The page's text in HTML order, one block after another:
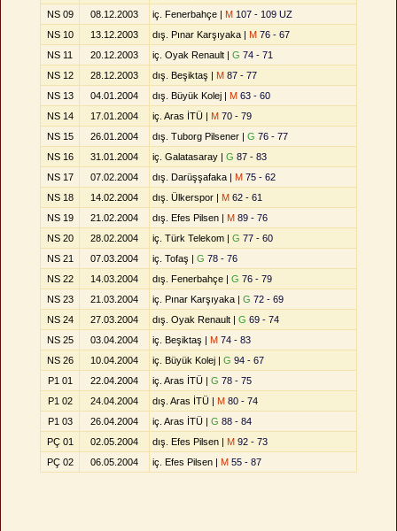
NS 09
08.12.2003 iç. Fenerbahçe | M 107 - 109 UZ
NS 10
13.12.2003 dış. Pınar Karşıyaka | M 76 - 67
NS 11
20.12.2003 iç. Oyak Renault | G 74 - 71
NS 12
28.12.2003 dış. Beşiktaş | M 87 - 77
NS 13
04.01.2004 dış. Büyük Kolej | M 63 - 60
NS 14
17.01.2004 iç. Aras İTÜ | M 70 - 79
NS 15
26.01.2004 dış. Tuborg Pilsener | G 76 - 77
NS 16
31.01.2004 iç. Galatasaray | G 87 - 83
NS 17
07.02.2004 dış. Darüşşafaka | M 75 - 62
NS 18
14.02.2004 dış. Ülkerspor | M 62 - 61
NS 19
21.02.2004 dış. Efes Pilsen | M 89 - 76
NS 20
28.02.2004 iç. Türk Telekom | G 77 - 60
NS 21
07.03.2004 iç. Tofaş | G 78 - 76
NS 22
14.03.2004 dış. Fenerbahçe | G 76 - 79
NS 23
21.03.2004 iç. Pınar Karşıyaka | G 72 - 69
NS 24
27.03.2004 dış. Oyak Renault | G 69 - 74
NS 25
03.04.2004 iç. Beşiktaş | M 74 - 83
NS 26
10.04.2004 iç. Büyük Kolej | G 94 - 67
P1 01
22.04.2004 iç. Aras İTÜ | G 78 - 75
P1 02
24.04.2004 dış. Aras İTÜ | M 80 - 74
P1 03
26.04.2004 iç. Aras İTÜ | G 88 - 84
PÇ 01
02.05.2004 dış. Efes Pilsen | M 92 - 73
PÇ 02
06.05.2004 iç. Efes Pilsen | M 55 - 87